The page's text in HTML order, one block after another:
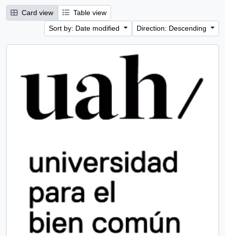
Card view
Table view
Sort by: Date modified
Direction: Descending